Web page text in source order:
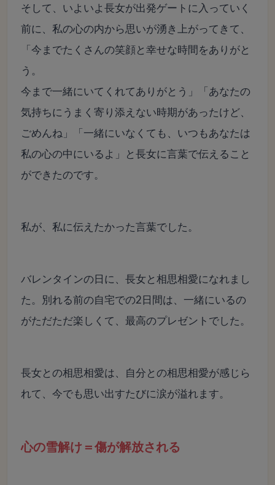
そして、いよいよ長女が出発ゲートに入っていく
前に、私の心の内から思いが湧き上がってきて、
「今までたくさんの笑顔と幸せな時間をありがと
う。
今まで一緒にいてくれてありがとう」「あなたの
気持ちにうまく寄り添えない時期があったけど、
ごめんね」「一緒にいなくても、いつもあなたは
私の心の中にいるよ」と長女に言葉で伝えること
ができたのです。
私が、私に伝えたかった言葉でした。
バレンタインの日に、長女と相思相愛になれまし
た。別れる前の自宅での2日間は、一緒にいるの
がただただ楽しくて、最高のプレゼントでした。
長女との相思相愛は、自分との相思相愛が感じら
れて、今でも思い出すたびに涙が溢れます。
心の雪解け＝傷が解放される